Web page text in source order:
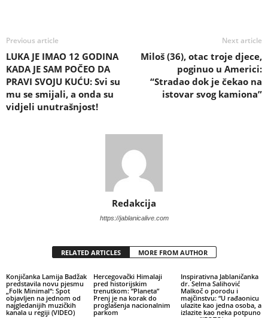
Previous article
LUKA JE IMAO 12 GODINA
KADA JE SAM POČEO DA
PRAVI SVOJU KUĆU: Svi su
mu se smijali, a onda su
vidjeli unutrašnjost!
Next article
Miloš (36), otac troje djece,
poginuo u Americi:
“Stradao dok je čekao na
istovar svog kamiona”
Redakcija
https://jablanicalive.com
RELATED ARTICLES MORE FROM AUTHOR
Konjičanka Lamija Badžak
predstavila novu pjesmu
„Folk Minimal“: Spot
objavljen na jednom od
najgledanijih muzičkih
kanala u regiji (VIDEO)
Hercegovački Himalaji
pred historijskim
trenutkom: “Planeta”
Prenj je na korak do
proglašenja nacionalnim
parkom
Inspirativna Jablaničanka
dr. Selma Salihović
Malkoč o porodu i
majčinstvu: “U rađaonicu
ulazite kao jedna osoba, a
izlazite kao neka potpuno